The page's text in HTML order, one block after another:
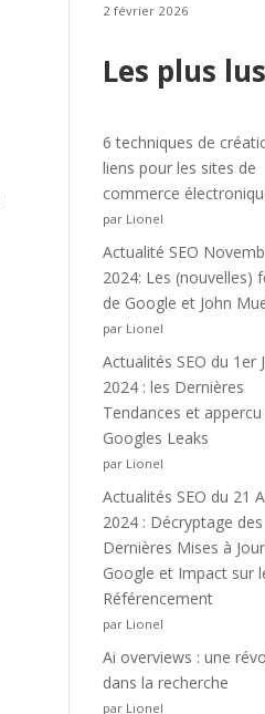
2 février 2026
Les plus lus
6 techniques de
liens pour les sites de
commerce
par Lionel
Actualité SEO
2024: Les (nouvelles)
de Google et John
par Lionel
Actualités SEO du 1er
2024 : les Dernières
Tendances et appercu
Googles Leaks
par Lionel
Actualités SEO du 21
2024 : Décryptage des
Dernières Mises à
Google et Impact sur
Référencement
par Lionel
Ai overviews : une
dans la recherche
par Lionel